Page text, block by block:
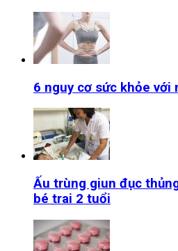
6 nguy cơ sức khỏe với
Ấu trùng giun đục
bé trai 2 tuổi